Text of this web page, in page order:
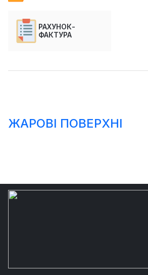
РАХУНОК-
ФАКТУРА
ЖАРОВІ ПОВЕРХНІ